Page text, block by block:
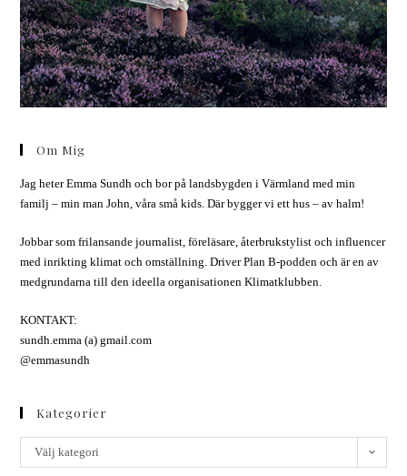
Om Mig
Jag heter Emma Sundh och bor på landsbygden i Värmland med min
familj – min man John, våra små kids. Där bygger vi ett hus – av halm!
Jobbar som frilansande journalist, föreläsare, återbrukstylist och influencer
med inrikting klimat och omställning. Driver Plan B-podden och är en av
medgrundarna till den ideella organisationen Klimatklubben.
KONTAKT:
sundh.emma (a) gmail.com
@emmasundh
Kategorier
Välj kategori